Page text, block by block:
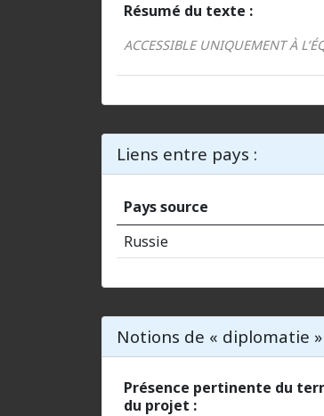
Résumé du texte :
ACCESSIBLE UNIQUEMENT À
Liens entre pays :
Pays source
Russie
Notions de « diplomatie
Présence pertinente du
du projet :